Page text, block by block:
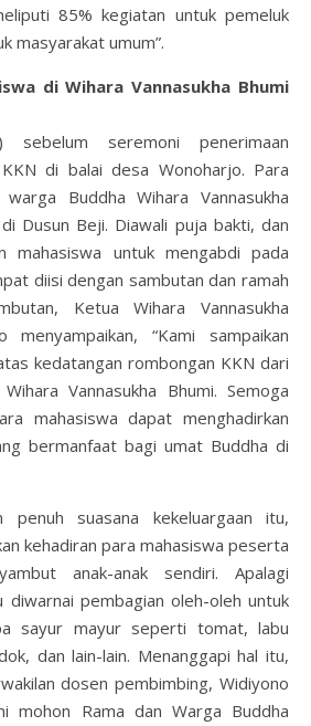
85% kegiatan untuk pemeluk
masyarakat umum”.
di Wihara Vannasukha Bhumi
seremoni penerimaan
di balai desa Wonoharjo. Para
Buddha Wihara Vannasukha
Dusun Beji. Diawali puja bakti, dan
mahasiswa untuk mengabdi pada
diisi dengan sambutan dan ramah
Ketua Wihara Vannasukha
menyampaikan, “Kami sampaikan
kedatangan rombongan KKN dari
Vannasukha Bhumi. Semoga
mahasiswa dapat menghadirkan
bermanfaat bagi umat Buddha di
penuh suasana kekeluargaan itu,
kehadiran para mahasiswa peserta
anak-anak sendiri. Apalagi
diwarnai pembagian oleh-oleh untuk
sayur mayur seperti tomat, labu
dan lain-lain. Menanggapi hal itu,
dosen pembimbing, Widiyono
mohon Rama dan Warga Buddha